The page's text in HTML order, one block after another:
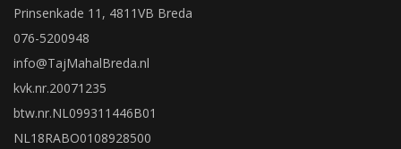
Prinsenkade 11, 4811VB Breda
076-5200948
info@TajMahalBreda.nl
kvk.nr.20071235
btw.nr.NL099311446B01
NL18RABO0108928500